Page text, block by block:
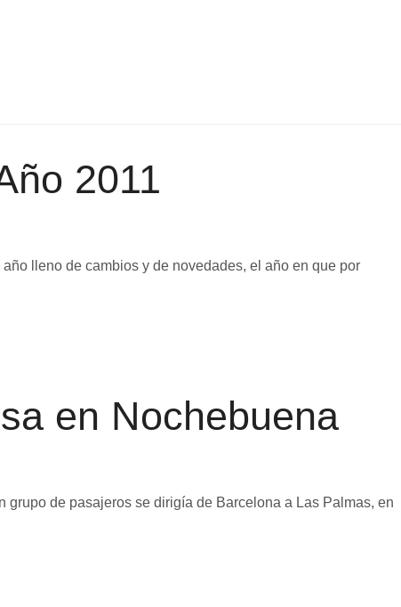
2011
lleno de cambios y de novedades, el año en que por
en Nochebuena
de pasajeros se dirigía de Barcelona a Las Palmas, en